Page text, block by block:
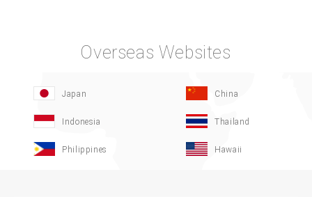
Overseas Websites
Japan China
Indonesia Thailand
Philippines Hawaii